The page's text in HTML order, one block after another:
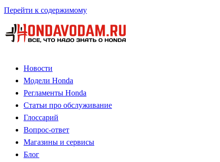
Перейти к содержимому
Новости
Модели Honda
Регламенты Honda
Статьи про обслуживание
Глоссарий
Вопрос-ответ
Магазины и сервисы
Блог